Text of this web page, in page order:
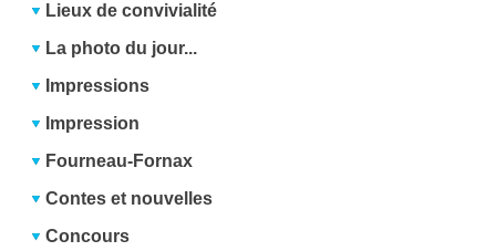
Lieux de convivialité
La photo du jour...
Impressions
Impression
Fourneau-Fornax
Contes et nouvelles
Concours